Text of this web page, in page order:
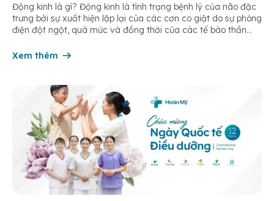
Động kinh là gì? Động kinh là tình trạng bệnh lý của não đặc
trưng bởi sự xuất hiện lặp lại của các cơn co giật do sự phóng
điện đột ngột, quá mức và đồng thời của các tế bào thần
Xem thêm